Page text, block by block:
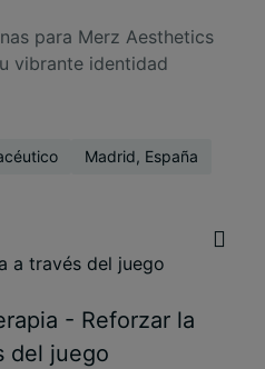
para Merz Aesthetics
vibrante identidad
Madrid, España
- Reforzar la
del juego